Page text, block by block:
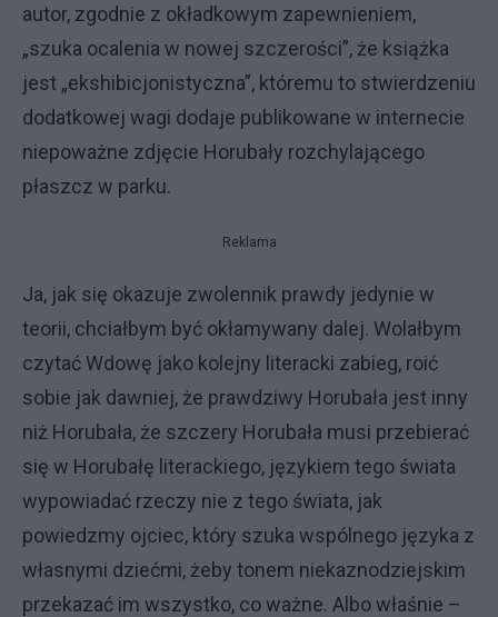
autor, zgodnie z okładkowym zapewnieniem,
„szuka ocalenia w nowej szczerości”, że książka
jest „ekshibicjonistyczna”, któremu to stwierdzeniu
dodatkowej wagi dodaje publikowane w internecie
niepoważne zdjęcie Horubały rozchylającego
płaszcz w parku.
Reklama
Ja, jak się okazuje zwolennik prawdy jedynie w
teorii, chciałbym być okłamywany dalej. Wolałbym
czytać Wdowę jako kolejny literacki zabieg, roić
sobie jak dawniej, że prawdziwy Horubała jest inny
niż Horubała, że szczery Horubała musi przebierać
się w Horubałę literackiego, językiem tego świata
wypowiadać rzeczy nie z tego świata, jak
powiedzmy ojciec, który szuka wspólnego języka z
własnymi dziećmi, żeby tonem niekaznodziejskim
przekazać im wszystko, co ważne. Albo właśnie –